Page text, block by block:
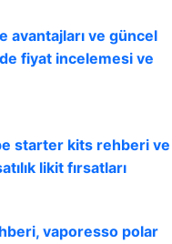
avantajları ve güncel
fiyat incelemesi ve
starter kits rehberi ve
likit fırsatları
vaporesso polar